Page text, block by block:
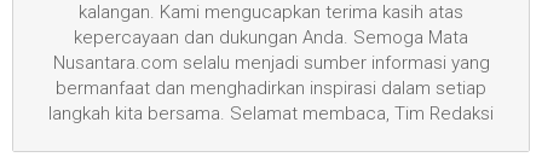
kalangan. Kami mengucapkan terima kasih atas
kepercayaan dan dukungan Anda. Semoga Mata
Nusantara.com selalu menjadi sumber informasi yang
bermanfaat dan menghadirkan inspirasi dalam setiap
langkah kita bersama. Selamat membaca, Tim Redaksi